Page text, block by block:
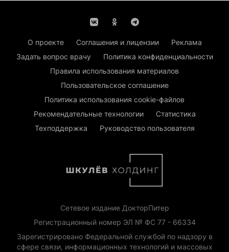
О проекте Соглашения и лицензии
Реклама
Задать вопрос врачу
Политика конфиденциальности
Правила использования материалов
Пользовательское соглашение
Политика использования cookie-файлов
Рекомендательные технологии
Статистика
Техподдержка
Руководство пользователя
Сетевое издание ДокторПитер
Регистрационный номер ЭЛ № ФС 77 - 66334
Зарегистрировано Федеральной службой по надзору в
сфере связи, информационных технологий и массовых